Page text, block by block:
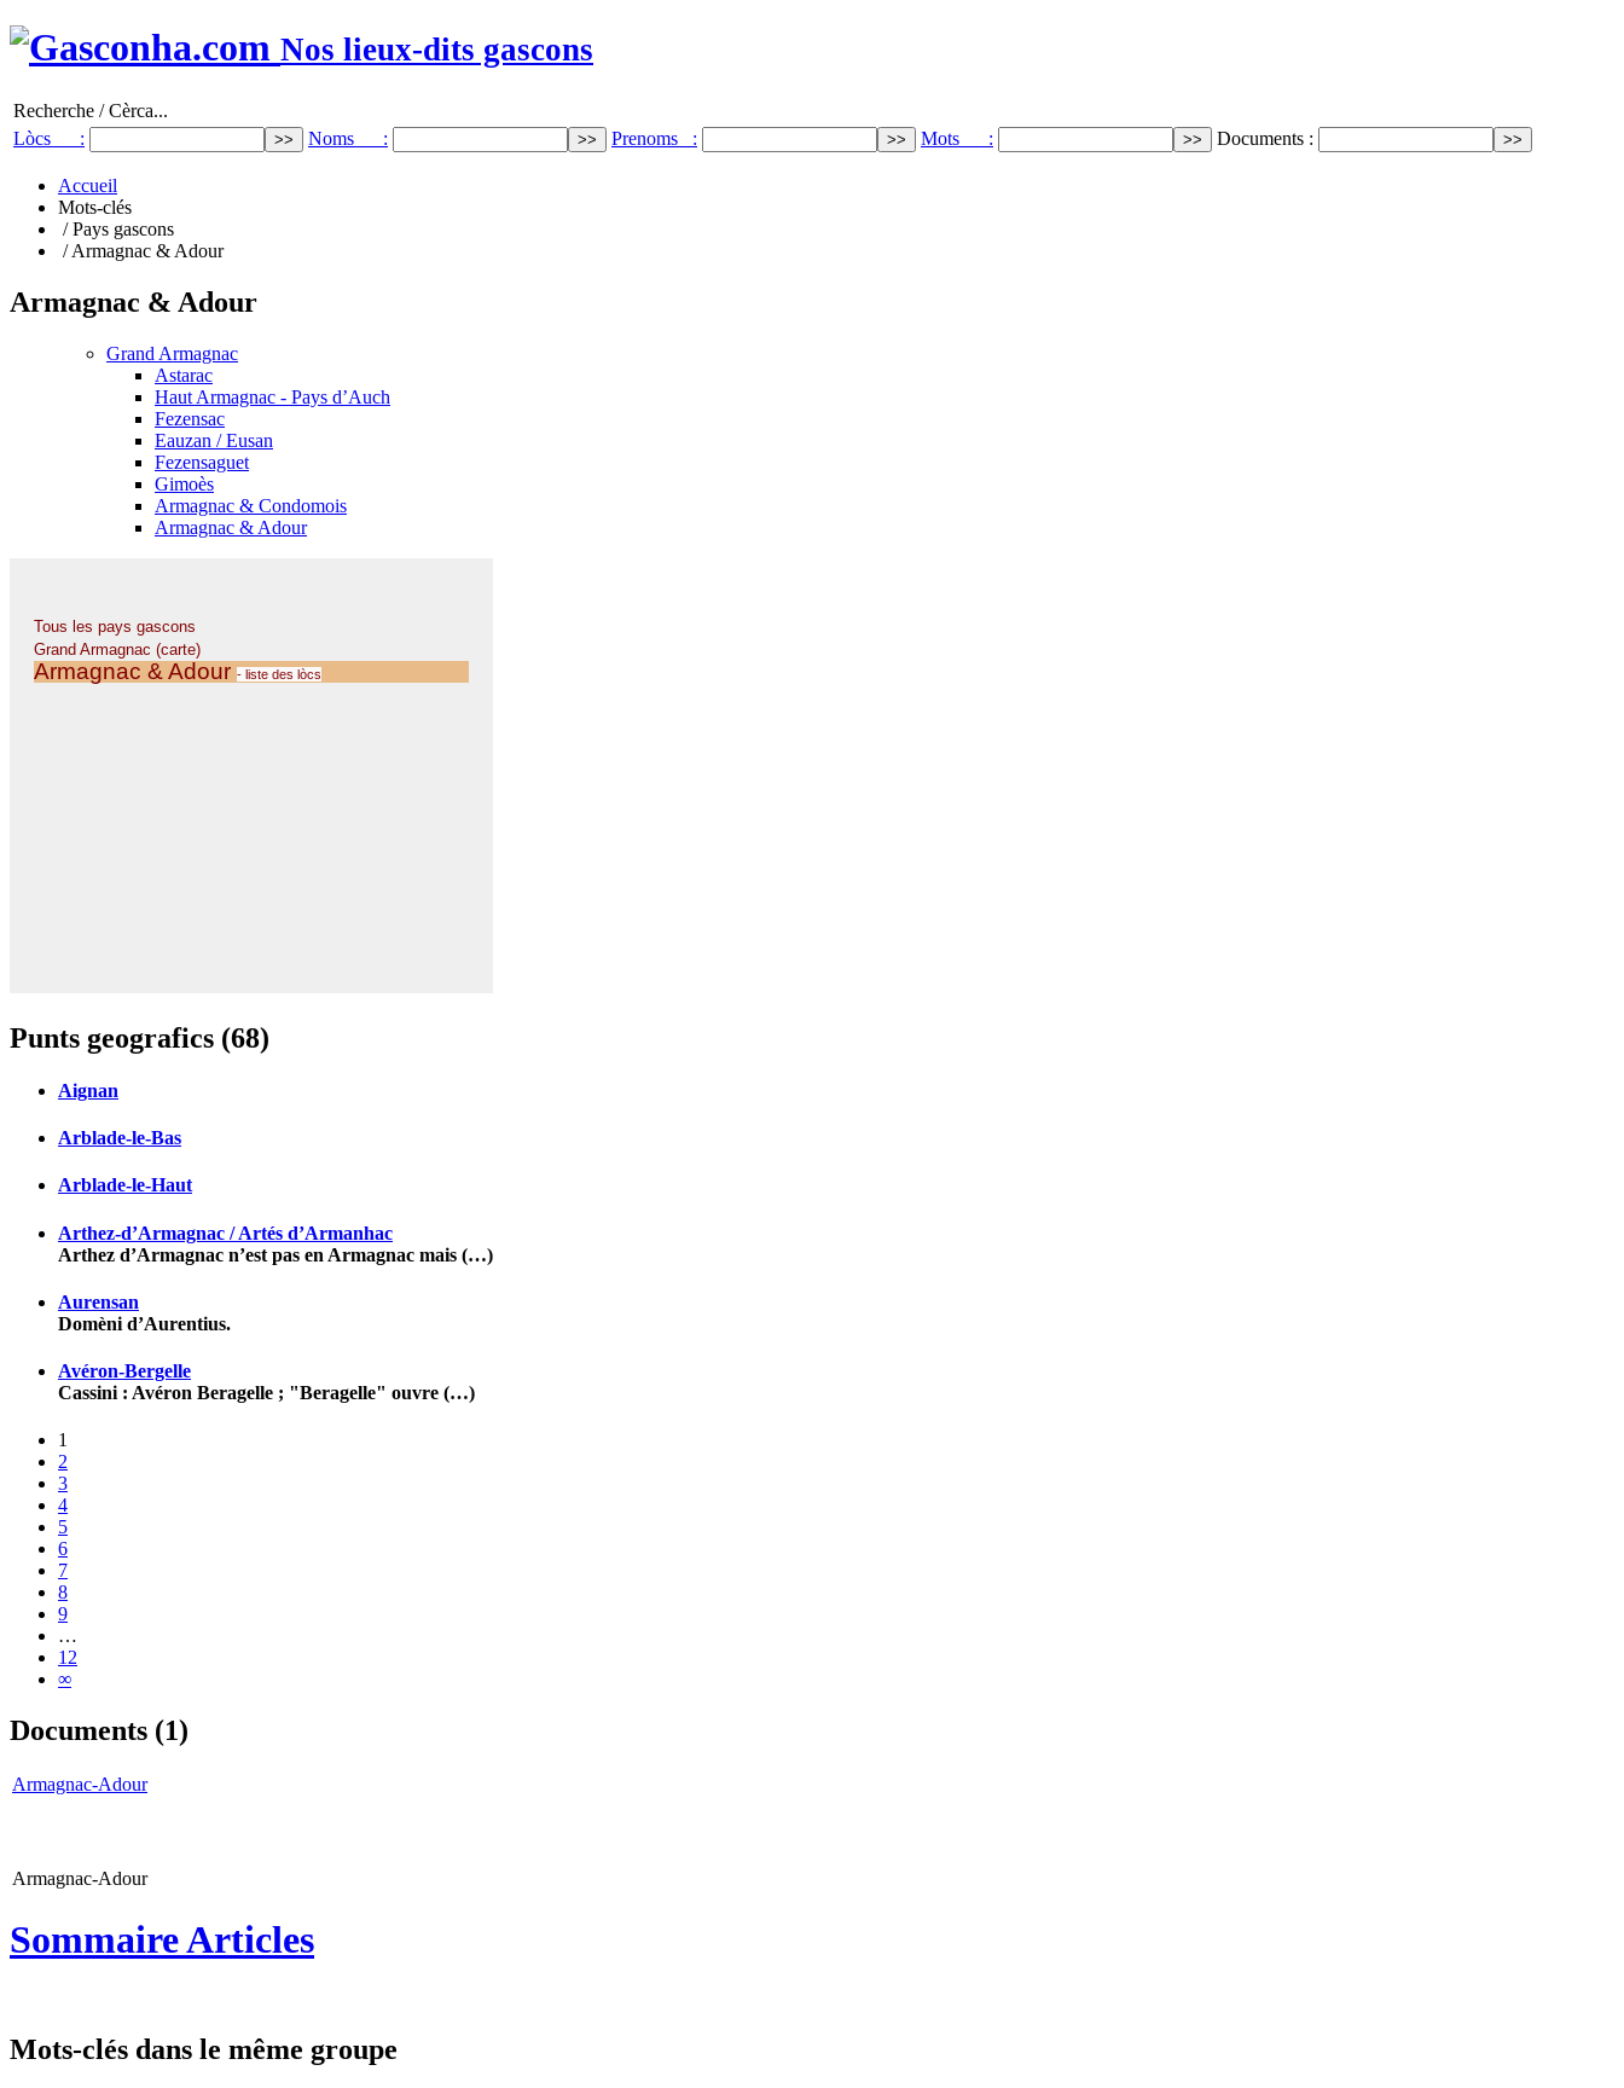
Nos lieux-dits gascons
Recherche / Cèrca...
Lòcs :
Noms : Prenoms : Mots : Documents :
Accueil
Mots-clés
/ Pays gascons
/ Armagnac & Adour
Armagnac & Adour
Grand Armagnac
Astarac
Haut Armagnac - Pays d’Auch
Fezensac
Eauzan / Eusan
Fezensaguet
Gimoès
Armagnac & Condomois
Armagnac & Adour
Punts geografics (68)
Aignan
Arblade-le-Bas
Arblade-le-Haut
Arthez-d’Armagnac / Artés d’Armanhac
Arthez d’Armagnac n’est pas en Armagnac mais (…)
Aurensan
Domèni d’Aurentius.
Avéron-Bergelle
Cassini : Avéron Beragelle ; "Beragelle" ouvre (…)
1
2
3
4
5
6
7
8
9
…
12
∞
Documents (1)
Armagnac-Adour
Armagnac-Adour
Sommaire Articles
Mots-clés dans le même groupe